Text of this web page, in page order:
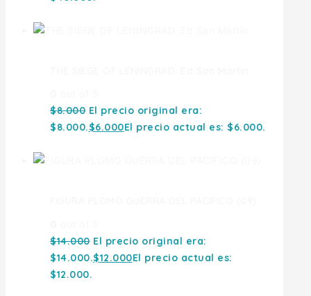
$8.000 El precio original era:
$8.000.$6.000El precio actual es: $6.000.
$14.000 El precio original era:
$14.000.$12.000El precio actual es:
$12.000.